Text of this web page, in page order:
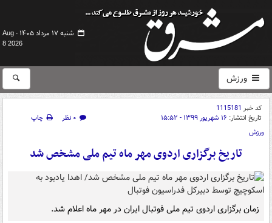
شنبه ۱۷ مرداد ۱۴۰۵ -
Aug
8 2026
ورزش
کد خبر 1115181
تاریخ انتشار: ۱۶ شهریور ۱۳۹۹ - ۱۵:۵۲ ۰ نظر
چاپ
ورزش
تاریخ برگزاری اردوی مهر ماه تیم ملی مشخص شد
زمان برگزاری اردوی تیم ملی فوتبال ایران در مهر ماه اعلام شد.